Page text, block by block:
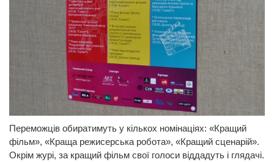
Переможців обиратимуть у кількох номінаціях: «Кращий
фільм», «Краща режисерська робота», «Кращий сценарій».
Окрім журі, за кращий фільм свої голоси віддадуть і глядачі.